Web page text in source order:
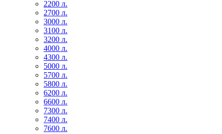
2200 л.
2700 л.
3000 л.
3100 л.
3200 л.
4000 л.
4300 л.
5000 л.
5700 л.
5800 л.
6200 л.
6600 л.
7300 л.
7400 л.
7600 л.